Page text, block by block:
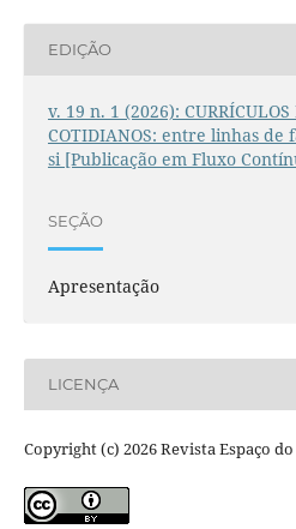
EDIÇÃO
v. 19 n. 1 (2026): CURRÍCULOS
COTIDIANOS: entre linhas de
si [Publicação em Fluxo
SEÇÃO
Apresentação
LICENÇA
Copyright (c) 2026 Revista Espaço